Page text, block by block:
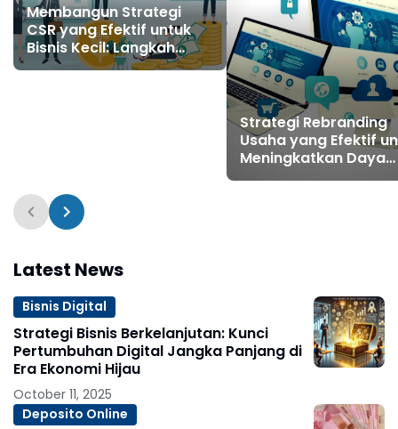
Membangun Strategi
CSR yang Efektif untuk
Bisnis Kecil: Langkah
Praktis Menuju Dampak
Strategi Rebranding
Usaha yang Efektif
Meningkatkan Daya
Saing dan
Latest News
Bisnis Digital
Strategi Bisnis Berkelanjutan: Kunci
Pertumbuhan Digital Jangka Panjang di
Era Ekonomi Hijau
October 11, 2025
Deposito Online